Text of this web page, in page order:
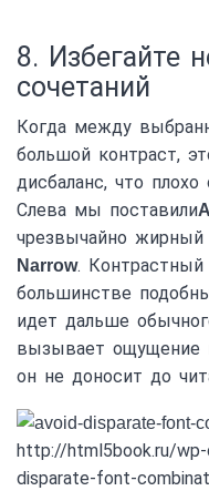
8. Избегайте
сочетаний
Когда между
большой контраст,
дисбаланс, что
Слева мы поставили
чрезвычайно
Narrow. Контрастный
большинстве
идет дальше
вызывает ощущение
он не доносит до
http://html5book.ru/
disparate-font-